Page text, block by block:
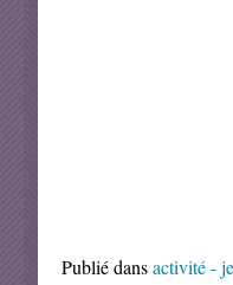
Publié dansactivité -